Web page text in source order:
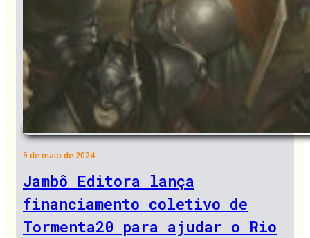
9 de maio de 2024
Jambô Editora lança
financiamento coletivo de
Tormenta20 para ajudar o Rio